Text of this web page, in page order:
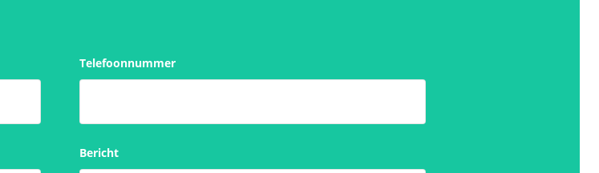
Telefoonnummer
Bericht